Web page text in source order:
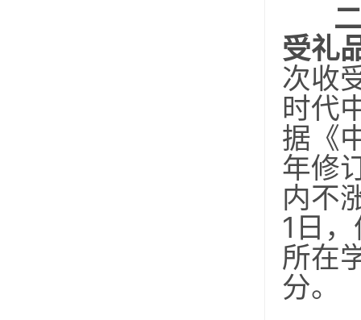
受礼
次收
时代
据《
年修
内不
1日
所在
分。